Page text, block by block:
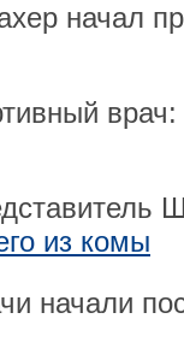
начал
из комы
начали